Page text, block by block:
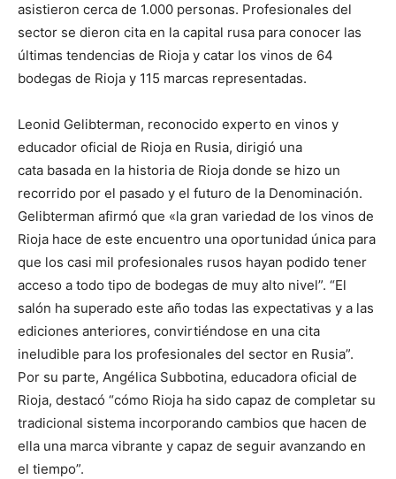
asistieron cerca de 1.000 personas. Profesionales del
sector se dieron cita en la capital rusa para conocer las
últimas tendencias de Rioja y catar los vinos de 64
bodegas de Rioja y 115 marcas representadas.
Leonid Gelibterman, reconocido experto en vinos y
educador oficial de Rioja en Rusia, dirigió una
cata basada en la historia de Rioja donde se hizo un
recorrido por el pasado y el futuro de la Denominación.
Gelibterman afirmó que «la gran variedad de los vinos de
Rioja hace de este encuentro una oportunidad única para
que los casi mil profesionales rusos hayan podido tener
acceso a todo tipo de bodegas de muy alto nivel”. “El
salón ha superado este año todas las expectativas y a las
ediciones anteriores, convirtiéndose en una cita
ineludible para los profesionales del sector en Rusia”.
Por su parte, Angélica Subbotina, educadora oficial de
Rioja, destacó “cómo Rioja ha sido capaz de completar su
tradicional sistema incorporando cambios que hacen de
ella una marca vibrante y capaz de seguir avanzando en
el tiempo”.